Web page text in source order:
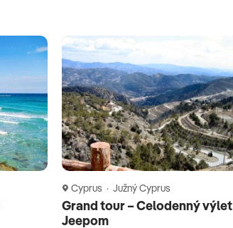
Cyprus · Južný Cyprus
Grand tour – Celodenný výlet
Jeepom